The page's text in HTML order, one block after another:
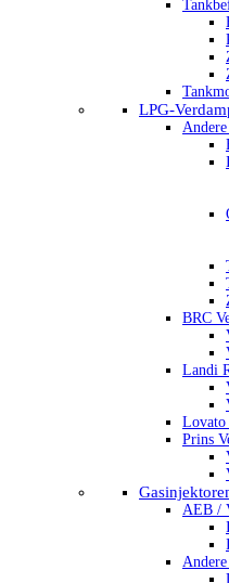
LPG-
BRC
Landi
Lovato
Prins
AEB /